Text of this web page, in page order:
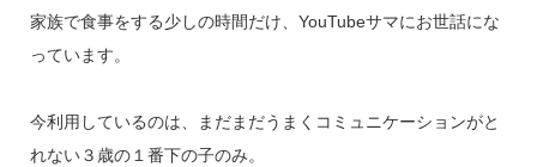
家族で食事をする少しの時間だけ、YouTubeサマにお世話にな
っています。
今利用しているのは、まだまだうまくコミュニケーションがと
れない３歳の１番下の子のみ。